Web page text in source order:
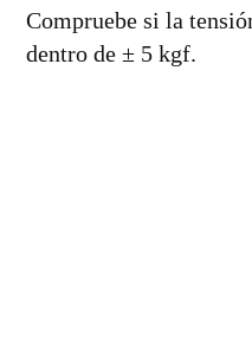
Compruebe si la
dentro de ± 5 kgf.